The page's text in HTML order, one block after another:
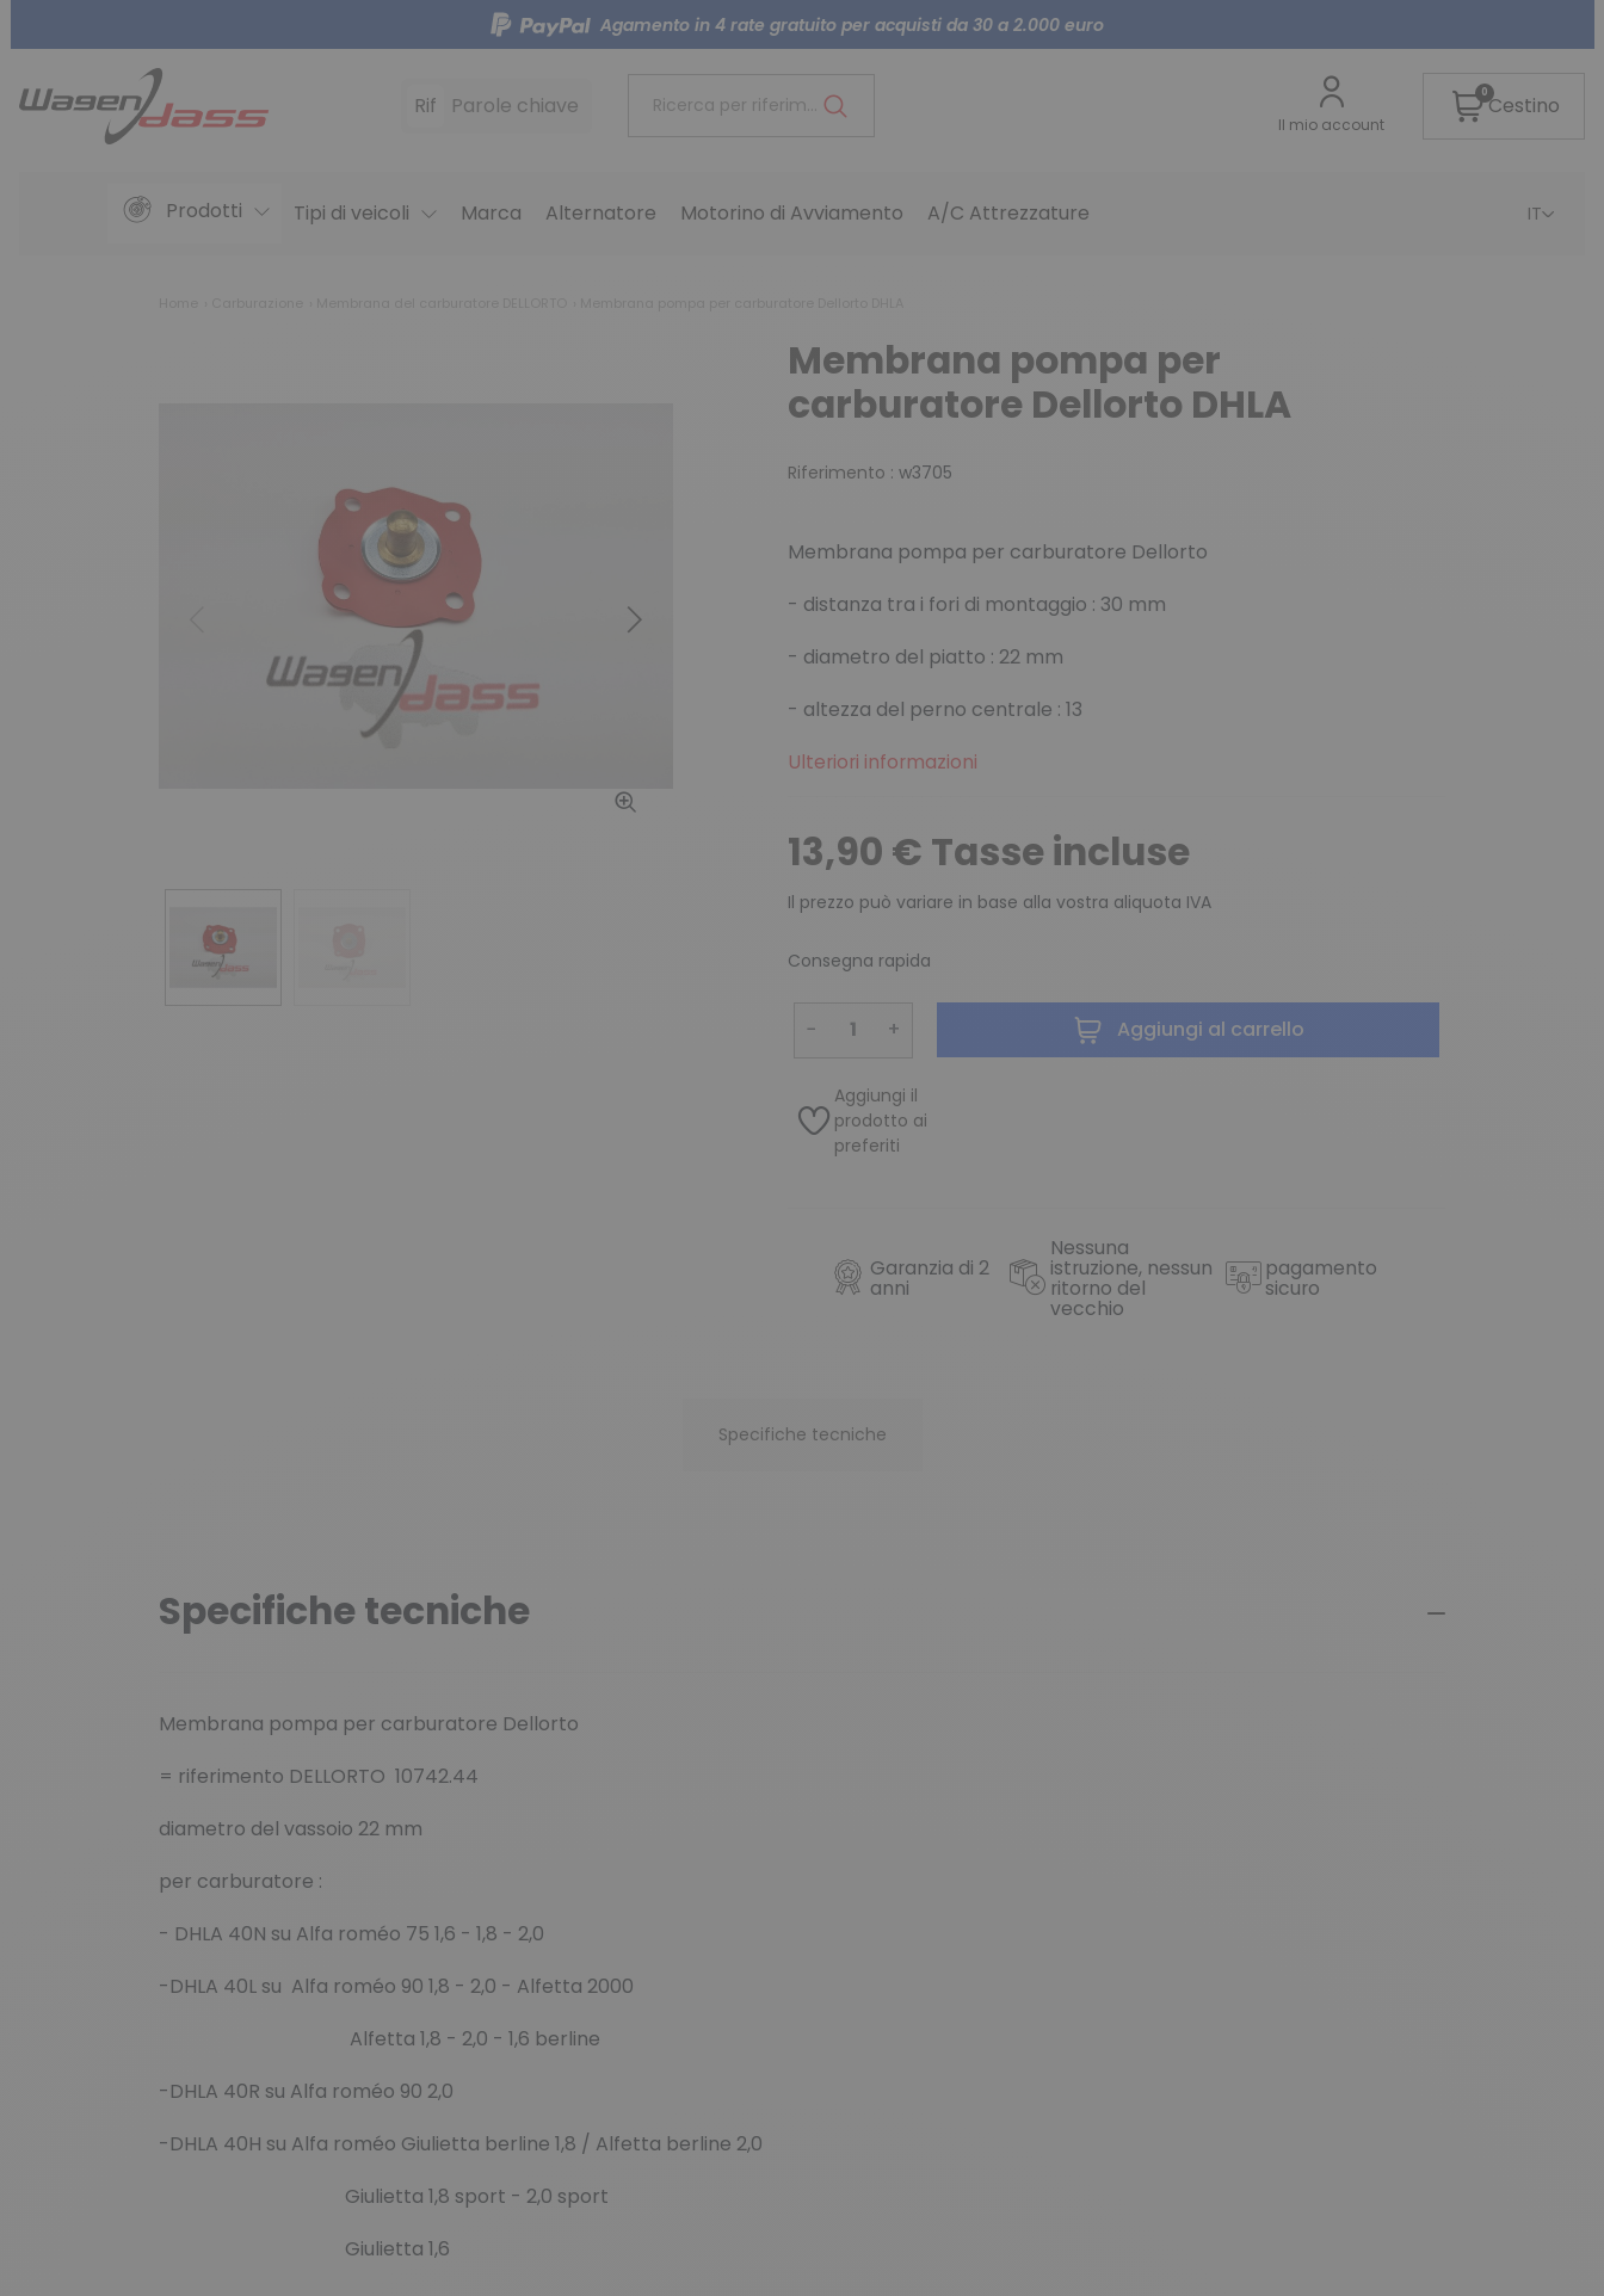
Agamento in 4 rate gratuito per acquisti da 30 a 2.000 euro
Rif Parole chiave Ricerca per riferimento...
Il mio account
0Cestino
Prodotti Tipi di veicoli Marca Alternatore Motorino di Avviamento A/C Attrezzature IT
Successivo
Membrana pompa per
carburatore Dellorto DHLA
Riferimento : w3705
Membrana pompa per carburatore Dellorto
- distanza tra i fori di montaggio : 30 mm
- diametro del piatto : 22 mm
- altezza del perno centrale : 13
Ulteriori informazioni
13,90 € Tasse incluse
Il prezzo può variare in base alla vostra aliquota IVA
Consegna rapida
− + Aggiungi al carrello
Aggiungi il
prodotto ai
preferiti
Garanzia di 2
anni
Nessuna
istruzione, nessun
ritorno del
vecchio
pagamento
sicuro
Specifiche tecniche
Specifiche tecniche
Membrana pompa per carburatore Dellorto
= riferimento DELLORTO 10742.44
diametro del vassoio 22 mm
per carburatore :
- DHLA 40N su Alfa roméo 75 1,6 - 1,8 - 2,0
-DHLA 40L su Alfa roméo 90 1,8 - 2,0 - Alfetta 2000
Alfetta 1,8 - 2,0 - 1,6 berline
-DHLA 40R su Alfa roméo 90 2,0
-DHLA 40H su Alfa roméo Giulietta berline 1,8 / Alfetta berline 2,0
Giulietta 1,8 sport - 2,0 sport
Giulietta 1,6